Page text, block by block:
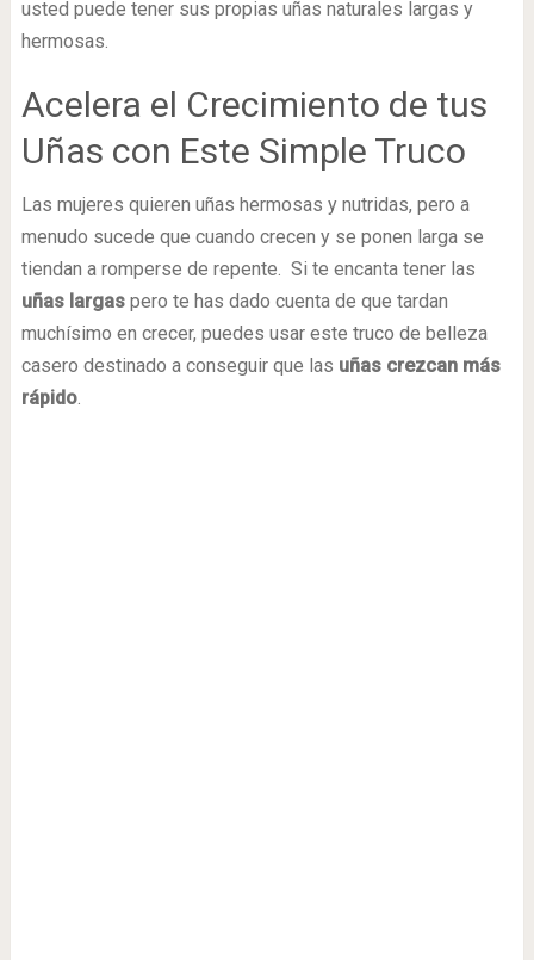
usted puede tener sus propias uñas naturales largas y
hermosas.
Acelera el Crecimiento de tus
Uñas con Este Simple Truco
Las mujeres quieren uñas hermosas y nutridas, pero a
menudo sucede que cuando crecen y se ponen larga se
tiendan a romperse de repente. Si te encanta tener las
uñas largaspero te has dado cuenta de que tardan
muchísimo en crecer, puedes usar este truco de belleza
casero destinado a conseguir que las uñas crezcan más
rápido.